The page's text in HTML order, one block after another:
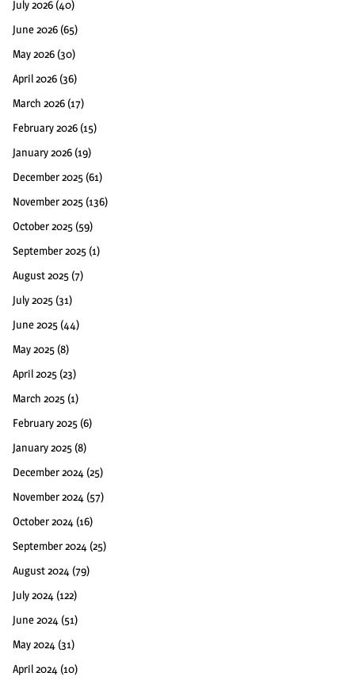
July 2026 (40)
June 2026 (65)
May 2026 (30)
April 2026 (36)
March 2026 (17)
February 2026 (15)
January 2026 (19)
December 2025 (61)
November 2025 (136)
October 2025 (59)
September 2025 (1)
August 2025 (7)
July 2025 (31)
June 2025 (44)
May 2025 (8)
April 2025 (23)
March 2025 (1)
February 2025 (6)
January 2025 (8)
December 2024 (25)
November 2024 (57)
October 2024 (16)
September 2024 (25)
August 2024 (79)
July 2024 (122)
June 2024 (51)
May 2024 (31)
April 2024 (10)